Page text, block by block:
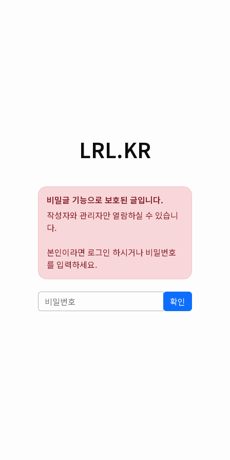
LRL.KR
비밀글 기능으로 보호된 글입니다.
작성자와 관리자만 열람하실 수 있습니
다.
본인이라면 로그인 하시거나 비밀번호
를 입력하세요.
확인